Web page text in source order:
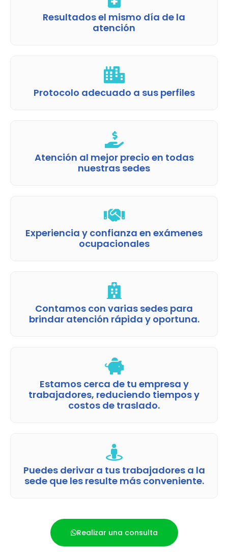
Resultados el mismo día de la
atención
Protocolo adecuado a sus perfiles
Atención al mejor precio en todas
nuestras sedes
Experiencia y confianza en exámenes
ocupacionales
Contamos con varias sedes para
brindar atención rápida y oportuna.
Estamos cerca de tu empresa y
trabajadores, reduciendo tiempos y
costos de traslado.
Puedes derivar a tus trabajadores a la
sede que les resulte más conveniente.
Realizar una consulta